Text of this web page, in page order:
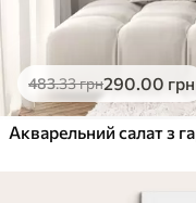
483.33грн290.00 грн